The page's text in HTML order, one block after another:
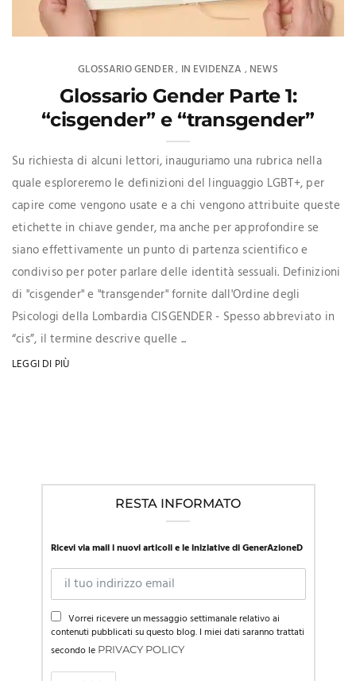
GLOSSARIO GENDER, IN EVIDENZA , NEWS
Glossario Gender Parte 1:
“cisgender” e “transgender”
Su richiesta di alcuni lettori, inauguriamo una rubrica nella
quale esploreremo le definizioni del linguaggio LGBT+, per
capire come vengono usate e a chi vengono attribuite queste
etichette in chiave gender, ma anche per approfondire se
siano effettivamente un punto di partenza scientifico e
condiviso per poter parlare delle identità sessuali. Definizioni
di "cisgender" e "transgender" fornite dall'Ordine degli
Psicologi della Lombardia CISGENDER - Spesso abbreviato in
“cis”, il termine descrive quelle ...
LEGGI DI PIÙ
RESTA INFORMATO
Ricevi via mail i nuovi articoli e le iniziative di GenerAzioneD
Vorrei ricevere un messaggio settimanale relativo ai
contenuti pubblicati su questo blog. I miei dati saranno trattati
secondo le PRIVACY POLICY